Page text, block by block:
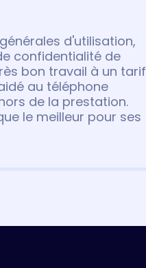
d'utilisation,
confidentialité de
bon travail à un tarif
au téléphone
de la prestation.
le meilleur pour ses